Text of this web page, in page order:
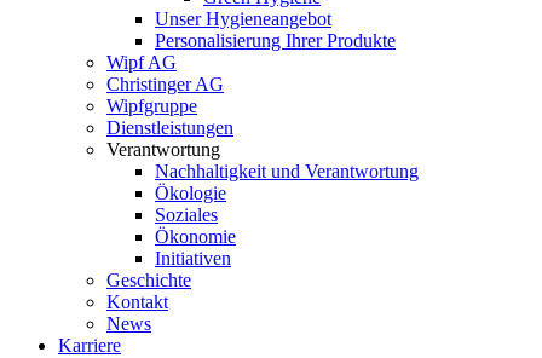
Unser Hygieneangebot
Personalisierung Ihrer Produkte
Wipf AG
Christinger AG
Wipfgruppe
Dienstleistungen
Verantwortung
Nachhaltigkeit und Verantwortung
Ökologie
Soziales
Ökonomie
Initiativen
Geschichte
Kontakt
News
Karriere